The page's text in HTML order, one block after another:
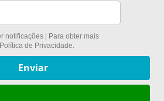
notificações | Para obter mais
Política de Privacidade.
Enviar